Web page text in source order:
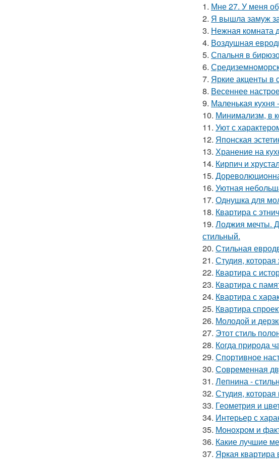
1. Мне 27. У меня
2. Я вышла замуж
3. Нежная комната
4. Воздушная
5. Спальня в
6.
7. Яркие акценты в
8. Весеннее
9. Маленькая
10. Минимализм, в
11. Уют с
12. Японская
13. Хранение на
14. Кирпич и
15.
16. Уютная
17. Однушка для
18. Квартира с
19. Лоджия мечты.
стильный.
20. Стильная
21. Студия,
22. Квартира с
23. Квартира с
24. Квартира с
25. Квартира
26. Молодой и
27. Этот стиль
28. Когда природа
29. Спортивное
30. Современная
31. Лепнина -
32. Студия, которая
33. Геометрия и
34. Интерьер с
35. Монохром и
36. Какие лучшие
37. Яркая